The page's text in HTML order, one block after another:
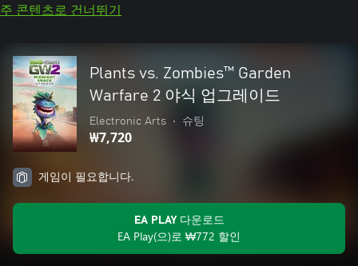
주 콘텐츠로 건너뛰기
Plants vs. Zombies™ Garden
Warfare 2 야식 업그레이드
Electronic Arts • 슈팅
₩7,720
게임이 필요합니다.
EA PLAY 다운로드
EA Play(으)로 ₩772 할인